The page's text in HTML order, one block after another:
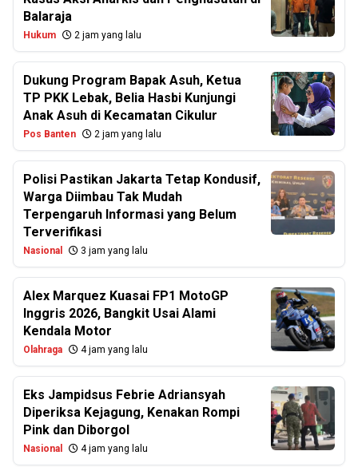
Balaraja
Hukum 2 jam yang lalu
Dukung Program Bapak Asuh, Ketua
TP PKK Lebak, Belia Hasbi Kunjungi
Anak Asuh di Kecamatan Cikulur
Pos Banten 2 jam yang lalu
Polisi Pastikan Jakarta Tetap Kondusif,
Warga Diimbau Tak Mudah
Terpengaruh Informasi yang Belum
Terverifikasi
Nasional 3 jam yang lalu
Alex Marquez Kuasai FP1 MotoGP
Inggris 2026, Bangkit Usai Alami
Kendala Motor
Olahraga 4 jam yang lalu
Eks Jampidsus Febrie Adriansyah
Diperiksa Kejagung, Kenakan Rompi
Pink dan Diborgol
Nasional 4 jam yang lalu